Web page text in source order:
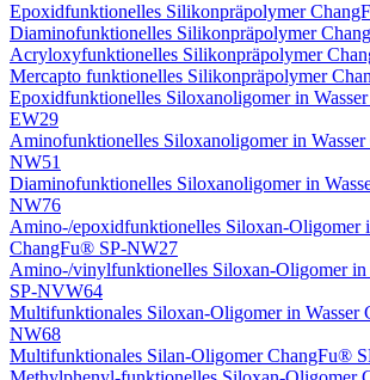
Epoxidfunktionelles Silikonpräpolymer
Diaminofunktionelles Silikonpräpolymer
Acryloxyfunktionelles Silikonpräpolymer
Mercapto funktionelles Silikonpräpolymer
Epoxidfunktionelles Siloxanoligomer in
EW29
Aminofunktionelles Siloxanoligomer in
NW51
Diaminofunktionelles Siloxanoligomer in
NW76
Amino-/epoxidfunktionelles Siloxan-Oligomer
ChangFu® SP-NW27
Amino-/vinylfunktionelles Siloxan-Oligomer in
SP-NVW64
Multifunktionales Siloxan-Oligomer in Wasser
NW68
Multifunktionales Silan-Oligomer ChangFu®